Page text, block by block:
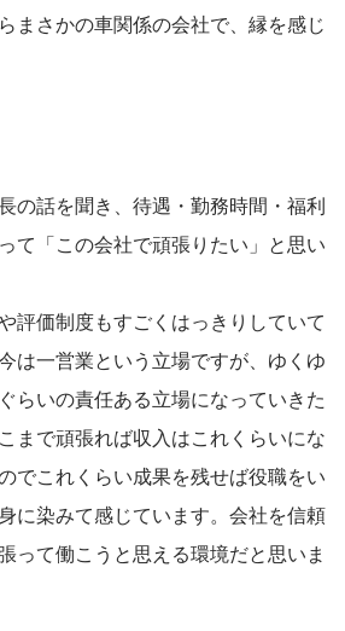
まさかの車関係の会社で、縁を感じ
の話を聞き、待遇・勤務時間・福利
て「この会社で頑張りたい」と思い
評価制度もすごくはっきりしていて
は一営業という立場ですが、ゆくゆ
らいの責任ある立場になっていきた
まで頑張れば収入はこれくらいにな
でこれくらい成果を残せば役職をい
に染みて感じています。会社を信頼
って働こうと思える環境だと思いま